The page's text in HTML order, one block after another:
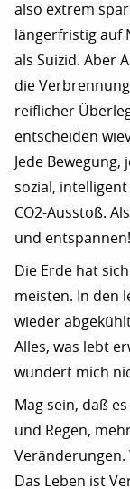
also extrem
längerfristig auf
als Suizid. Aber
die
reiflicher
entscheiden
Jede
sozial,
CO2-Ausstoß.
und entspannen!
Die Erde hat
meisten. In den
wieder
Alles, was lebt
wundert mich
Mag sein, daß
und Regen,
Veränderungen.
Das Leben ist